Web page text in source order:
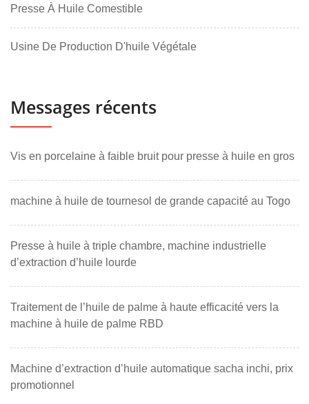
Presse À Huile Comestible
Usine De Production D'huile Végétale
Messages récents
Vis en porcelaine à faible bruit pour presse à huile en gros
machine à huile de tournesol de grande capacité au Togo
Presse à huile à triple chambre, machine industrielle
d’extraction d’huile lourde
Traitement de l’huile de palme à haute efficacité vers la
machine à huile de palme RBD
Machine d’extraction d’huile automatique sacha inchi, prix
promotionnel